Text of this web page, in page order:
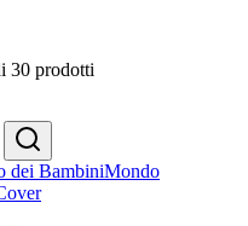
30 prodotti
dei BambiniMondo